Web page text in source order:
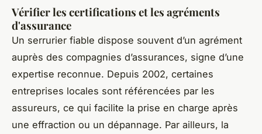
Vérifier les certifications et les agréments
d'assurance
Un serrurier fiable dispose souvent d’un agrément
auprès des compagnies d’assurances, signe d’une
expertise reconnue. Depuis 2002, certaines
entreprises locales sont référencées par les
assureurs, ce qui facilite la prise en charge après
une effraction ou un dépannage. Par ailleurs, la